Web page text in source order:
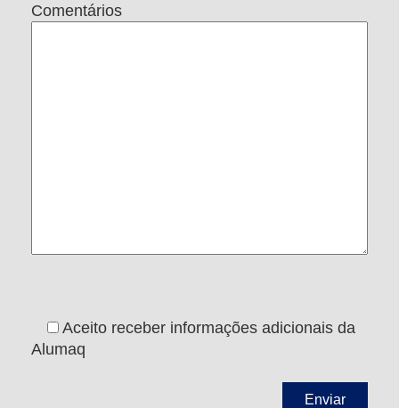
Comentários
Aceito receber informações adicionais da
Alumaq